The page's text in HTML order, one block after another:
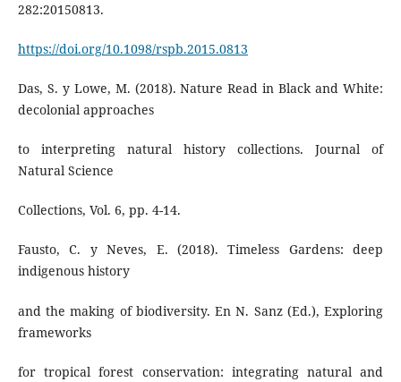
282:20150813.
https://doi.org/10.1098/rspb.2015.0813
Das, S. y Lowe, M. (2018). Nature Read in Black and White:
decolonial approaches
to interpreting natural history collections. Journal of
Natural Science
Collections, Vol. 6, pp. 4-14.
Fausto, C. y Neves, E. (2018). Timeless Gardens: deep
indigenous history
and the making of biodiversity. En N. Sanz (Ed.), Exploring
frameworks
for tropical forest conservation: integrating natural and